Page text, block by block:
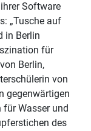
Software
„Tusche auf
in Berlin
für
Berlin,
von
gegenwärtigen
Wasser und
des